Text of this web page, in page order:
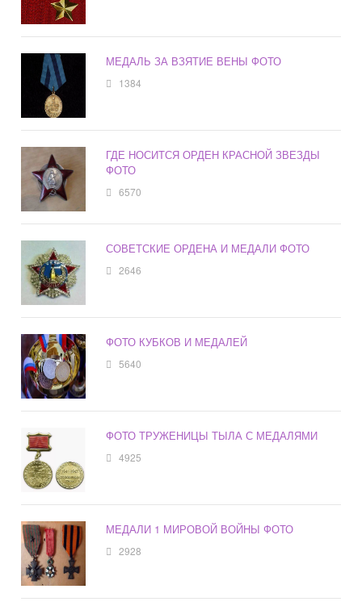
МЕДАЛЬ ЗА ВЗЯТИЕ ВЕНЫ ФОТО
1384
ГДЕ НОСИТСЯ ОРДЕН КРАСНОЙ ЗВЕЗДЫ
ФОТО
6570
СОВЕТСКИЕ ОРДЕНА И МЕДАЛИ ФОТО
2646
ФОТО КУБКОВ И МЕДАЛЕЙ
5640
ФОТО ТРУЖЕНИЦЫ ТЫЛА С МЕДАЛЯМИ
4925
МЕДАЛИ 1 МИРОВОЙ ВОЙНЫ ФОТО
2928